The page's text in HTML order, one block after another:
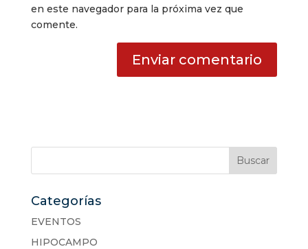
en este navegador para la próxima vez que
comente.
Categorías
EVENTOS
HIPOCAMPO